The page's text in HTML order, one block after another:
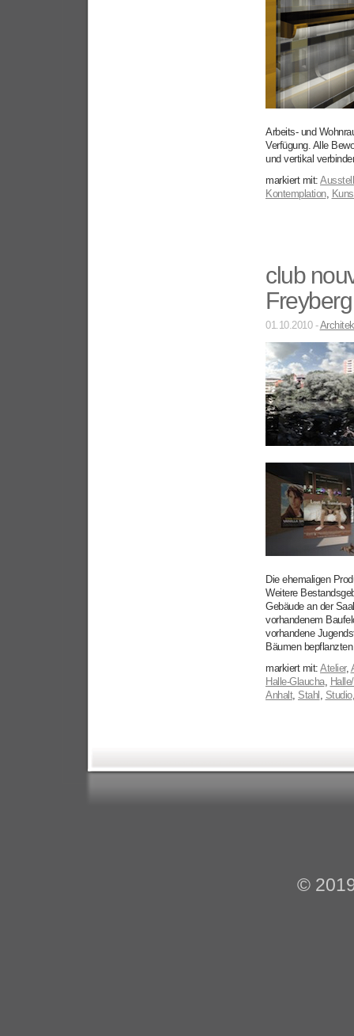
Arbeits- und
Verfügung. Alle
und vertikal
markiert mit:
Kontemplation,
club
01.10.2010 -
Die ehemaligen
Weitere
Gebäude an der
vorhandenem
vorhandene
Bäumen
markiert mit: Atelier,
Halle-Glaucha,
Anhalt, Stahl , Studio
©